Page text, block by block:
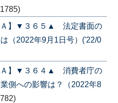
Ａ】▼３６５▲ 法定書面の
（2022年9月1日号）('22/0
Ａ】▼３６４▲ 消費者庁の
側への影響は？（2022年8